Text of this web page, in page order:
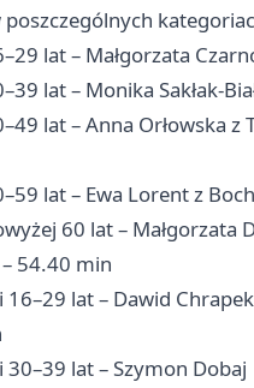
poszczególnych
lat – Małgorzata
lat – Monika Sakłak-
lat – Anna Orłowska z
lat – Ewa Lorent z
60 lat – Małgorzata
54.40 min
16–29 lat – Dawid
30–39 lat – Szymon Dobaj